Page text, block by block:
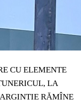
CU ELEMENTE
LA
RĂMÎNE